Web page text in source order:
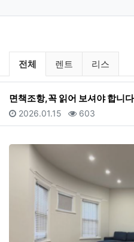
미국부동산 렌트 /
전체 렌트 리스
면책조항,꼭 읽어 보셔야 합니
등록일
2026.01.15 조회
603